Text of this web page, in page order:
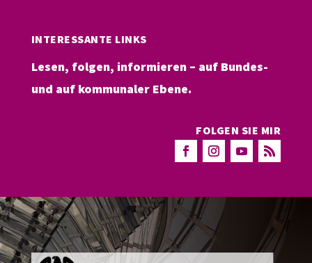
INTERESSANTE LINKS
Lesen, folgen, informieren – auf Bundes-
und auf kommunaler Ebene.
FOLGEN SIE MIR